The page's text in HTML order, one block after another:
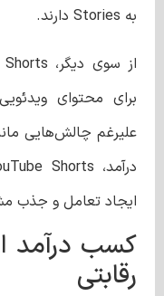
به Stories دارند.
علیرغم چالش‌هایی
ایجاد تعامل و جذب
کسب درآمد
رقابتی